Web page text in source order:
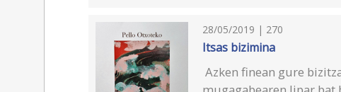
28/05/2019 | 270
Itsas bizimina
Azken finean gure